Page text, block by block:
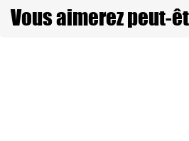
Vous aimerez peut-